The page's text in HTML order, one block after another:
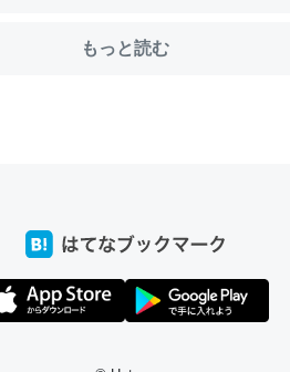
方の父67歳と僕。ITツール導入でコミュニケ
時間を日数にすると1週間とかの人が多
方の父67歳と僕。ITツール導入でコミュニケ
もっと読む